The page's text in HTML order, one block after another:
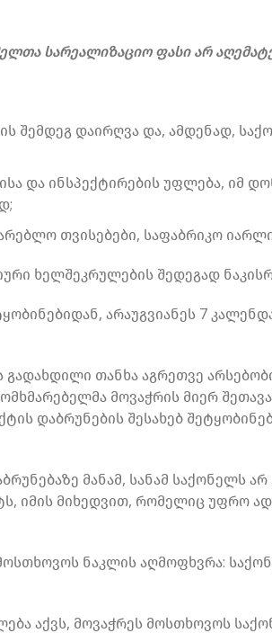
სარეალიზაციო ფასი არ
შემდეგ დაირღვა და, ამდენად,
და ინსპექტირების უფლება, იმ
თვისებები, საფაბრიკო
ხელშეკრულების შედეგად
არაუგვიანეს 7
თანხა აგრეთვე
მოვაჭრის მიერ
დაბრუნების შესახებ
მანამ, სანამ საქონელს არ
იმის მიხედვით, რომელიც უფრო
ნაკლის აღმოფხვრა:
აქვს, მოვაჭრეს მოსთხოვოს